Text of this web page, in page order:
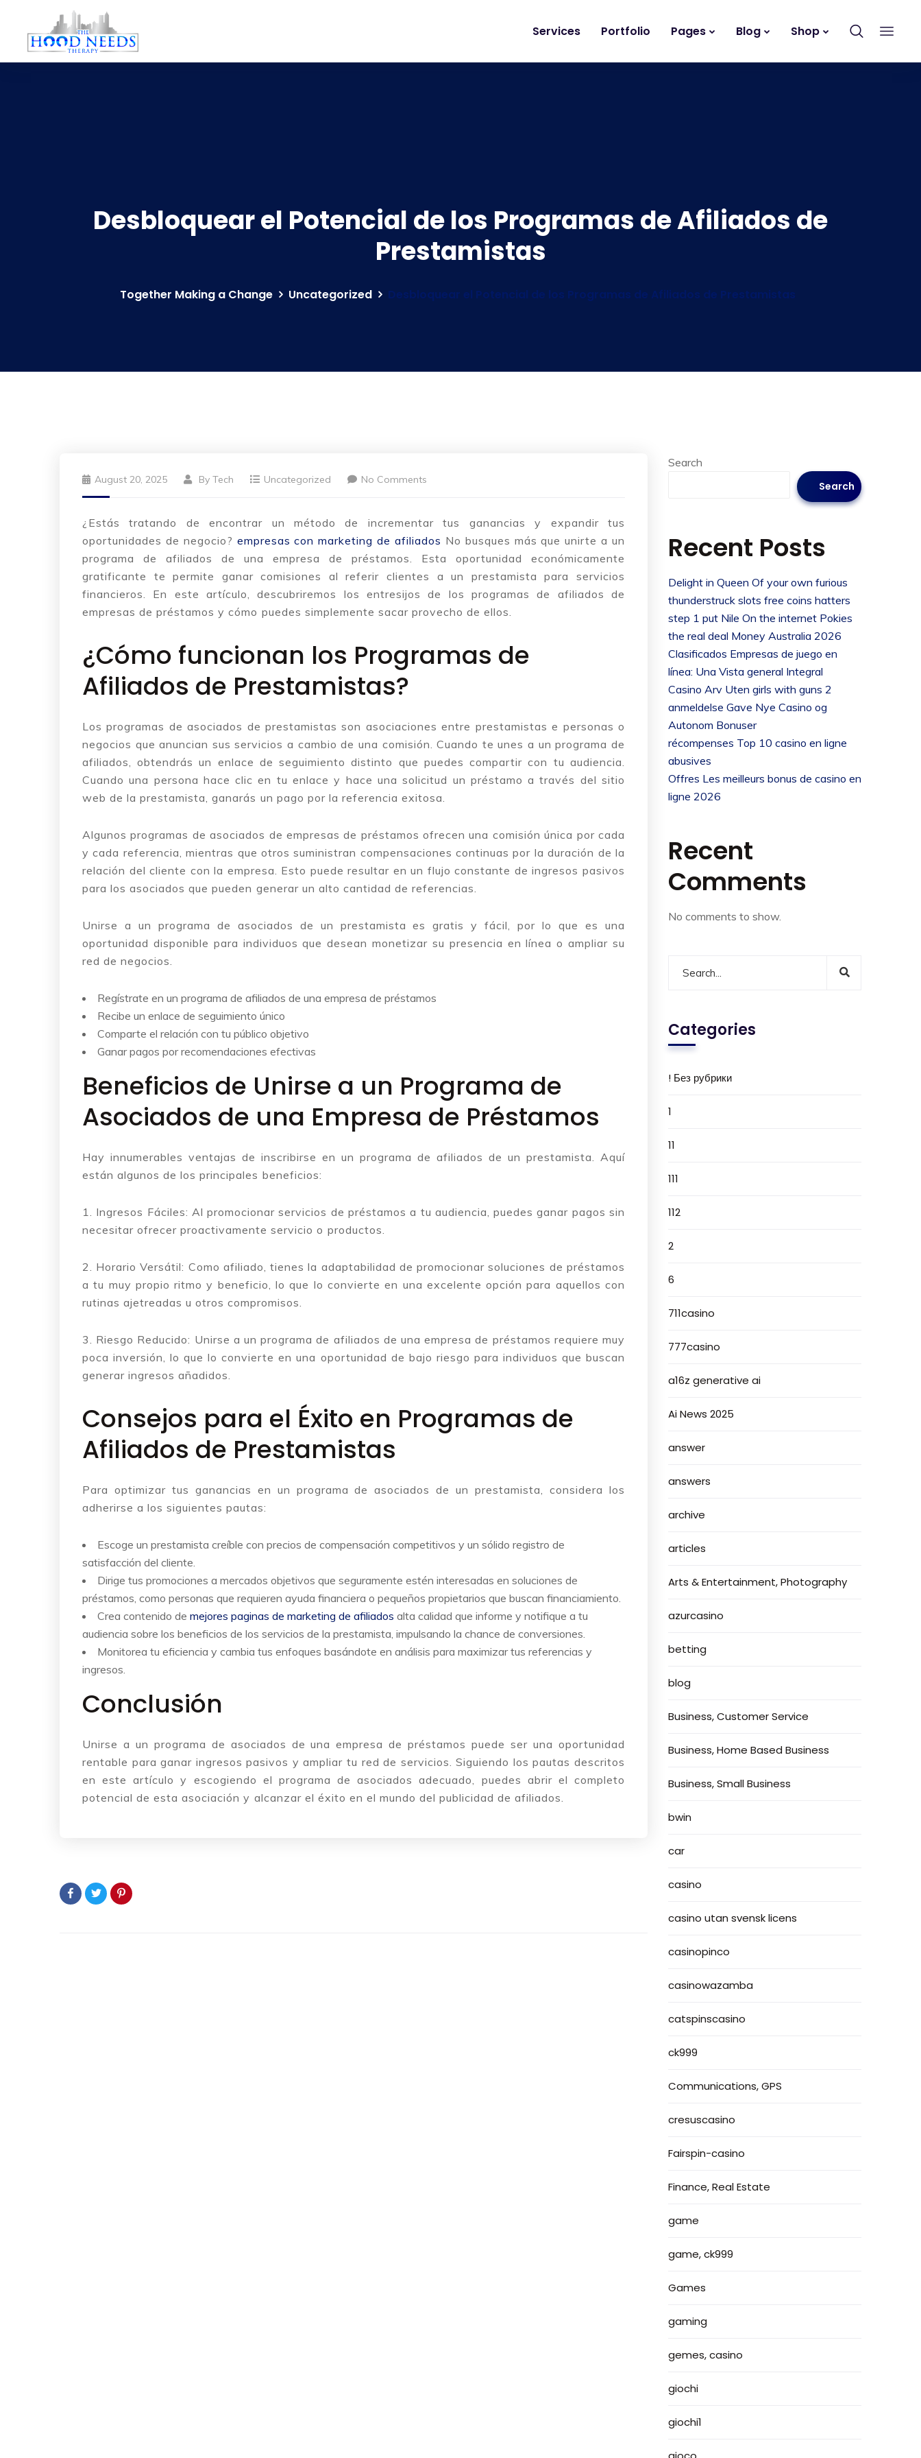
Services Portfolio Pages Blog Shop
Desbloquear el Potencial de los Programas de Afiliados de
Prestamistas
Together Making a Change Uncategorized Desbloquear el Potencial de los Programas de Afiliados de Prestamistas
August 20, 2025 By Tech Uncategorized No Comments
¿Estás tratando de encontrar un método de incrementar tus ganancias y expandir tus
oportunidades de negocio? empresas con marketing de afiliados No busques más que unirte a un
programa de afiliados de una empresa de préstamos. Esta oportunidad económicamente
gratificante te permite ganar comisiones al referir clientes a un prestamista para servicios
financieros. En este artículo, descubriremos los entresijos de los programas de afiliados de
empresas de préstamos y cómo puedes simplemente sacar provecho de ellos.
¿Cómo funcionan los Programas de
Afiliados de Prestamistas?
Los programas de asociados de prestamistas son asociaciones entre prestamistas e personas o
negocios que anuncian sus servicios a cambio de una comisión. Cuando te unes a un programa de
afiliados, obtendrás un enlace de seguimiento distinto que puedes compartir con tu audiencia.
Cuando una persona hace clic en tu enlace y hace una solicitud un préstamo a través del sitio
web de la prestamista, ganarás un pago por la referencia exitosa.
Algunos programas de asociados de empresas de préstamos ofrecen una comisión única por cada
y cada referencia, mientras que otros suministran compensaciones continuas por la duración de la
relación del cliente con la empresa. Esto puede resultar en un flujo constante de ingresos pasivos
para los asociados que pueden generar un alto cantidad de referencias.
Unirse a un programa de asociados de un prestamista es gratis y fácil, por lo que es una
oportunidad disponible para individuos que desean monetizar su presencia en línea o ampliar su
red de negocios.
Regístrate en un programa de afiliados de una empresa de préstamos
Recibe un enlace de seguimiento único
Comparte el relación con tu público objetivo
Ganar pagos por recomendaciones efectivas
Beneficios de Unirse a un Programa de
Asociados de una Empresa de Préstamos
Hay innumerables ventajas de inscribirse en un programa de afiliados de un prestamista. Aquí
están algunos de los principales beneficios:
1. Ingresos Fáciles: Al promocionar servicios de préstamos a tu audiencia, puedes ganar pagos sin
necesitar ofrecer proactivamente servicio o productos.
2. Horario Versátil: Como afiliado, tienes la adaptabilidad de promocionar soluciones de préstamos
a tu muy propio ritmo y beneficio, lo que lo convierte en una excelente opción para aquellos con
rutinas ajetreadas u otros compromisos.
3. Riesgo Reducido: Unirse a un programa de afiliados de una empresa de préstamos requiere muy
poca inversión, lo que lo convierte en una oportunidad de bajo riesgo para individuos que buscan
generar ingresos añadidos.
Consejos para el Éxito en Programas de
Afiliados de Prestamistas
Para optimizar tus ganancias en un programa de asociados de un prestamista, considera los
adherirse a los siguientes pautas:
Escoge un prestamista creíble con precios de compensación competitivos y un sólido registro de
satisfacción del cliente.
Dirige tus promociones a mercados objetivos que seguramente estén interesadas en soluciones de
préstamos, como personas que requieren ayuda financiera o pequeños propietarios que buscan financiamiento.
Crea contenido de mejores paginas de marketing de afiliados alta calidad que informe y notifique a tu
audiencia sobre los beneficios de los servicios de la prestamista, impulsando la chance de conversiones.
Monitorea tu eficiencia y cambia tus enfoques basándote en análisis para maximizar tus referencias y
ingresos.
Conclusión
Unirse a un programa de asociados de una empresa de préstamos puede ser una oportunidad
rentable para ganar ingresos pasivos y ampliar tu red de servicios. Siguiendo los pautas descritos
en este artículo y escogiendo el programa de asociados adecuado, puedes abrir el completo
potencial de esta asociación y alcanzar el éxito en el mundo del publicidad de afiliados.
Search
Search
Recent Posts
Delight in Queen Of your own furious
thunderstruck slots free coins hatters
step 1 put Nile On the internet Pokies
the real deal Money Australia 2026
Clasificados Empresas de juego en
línea: Una Vista general Integral
Casino Arv Uten girls with guns 2
anmeldelse Gave Nye Casino og
Autonom Bonuser
récompenses Top 10 casino en ligne
abusives
Offres Les meilleurs bonus de casino en
ligne 2026
Recent
Comments
No comments to show.
Categories
! Без рубрики
1
11
111
112
2
6
711casino
777casino
a16z generative ai
Ai News 2025
answer
answers
archive
articles
Arts & Entertainment, Photography
azurcasino
betting
blog
Business, Customer Service
Business, Home Based Business
Business, Small Business
bwin
car
casino
casino utan svensk licens
casinopinco
casinowazamba
catspinscasino
ck999
Communications, GPS
cresuscasino
Fairspin-casino
Finance, Real Estate
game
game, ck999
Games
gaming
gemes, casino
giochi
giochi1